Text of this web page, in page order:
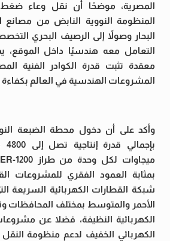
المصرية، موضحًا أن نقل وعاء
المنظومة النووية النابض من مصانع
البحار وصولاً إلى الرصيف البحري
التعامل معه هندسيًا داخل الموقع،
معقدة تثبت قدرة الكوادر الفنية
المشروعات الهندسية في العالم بكفاءة
وأكد على أن دخول محطة الضبعة
بمثابة العمود الفقري للمشروعات
شبكة القطارات الكهربائية السريعة
الأحمر والمتوسط بمختلف المحافظات
الكهربائية النظيفة، فضلا عن
الكهربائي الخفيف لدعم منظومة النقل